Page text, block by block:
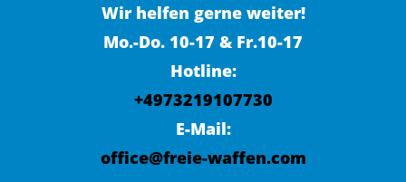
Wir helfen gerne weiter!
Mo.-Do. 10-17 & Fr.10-17
Hotline:
+4973219107730
E-Mail:
office@freie-waffen.com